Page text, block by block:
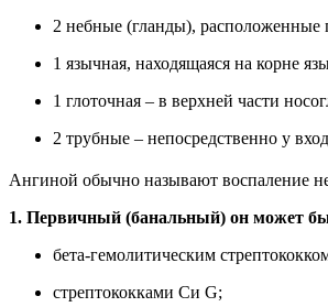
2 небные (гланды), расположенные
1 язычная, находящаяся на корне
1 глоточная – в верхней части
2 трубные – непосредственно у
Ангиной обычно называют воспаление
1. Первичный (банальный) он может
бета-гемолитическим
стрептококками Си G;